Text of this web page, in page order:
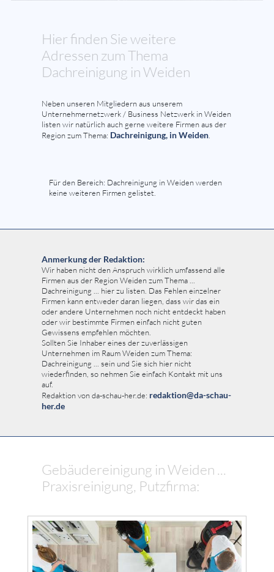
Hier finden Sie weitere
Adressen zum Thema
Dachreinigung in Weiden
Neben unseren Mitgliedern aus unserem
Unternehmernetzwerk / Business Netzwerk in Weiden
listen wir natürlich auch gerne weitere Firmen aus der
Region zum Thema: Dachreinigung, in Weiden.
Für den Bereich: Dachreinigung in Weiden werden
keine weiteren Firmen gelistet.
Anmerkung der Redaktion:
Wir haben nicht den Anspruch wirklich umfassend alle
Firmen aus der Region Weiden zum Thema ...
Dachreinigung ... hier zu listen. Das Fehlen einzelner
Firmen kann entweder daran liegen, dass wir das ein
oder andere Unternehmen noch nicht entdeckt haben
oder wir bestimmte Firmen einfach nicht guten
Gewissens empfehlen möchten.
Sollten Sie Inhaber eines der zuverlässigen
Unternehmen im Raum Weiden zum Thema:
Dachreinigung ... sein und Sie sich hier nicht
wiederfinden, so nehmen Sie einfach Kontakt mit uns
auf.
Redaktion von da-schau-her.de: redaktion@da-schau-
her.de
Gebäudereinigung in Weiden ...
Praxisreinigung, Putzfirma: